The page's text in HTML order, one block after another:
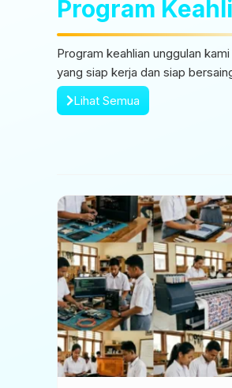
Program
Program keahlian unggulan
yang siap kerja dan siap
Lihat Semua